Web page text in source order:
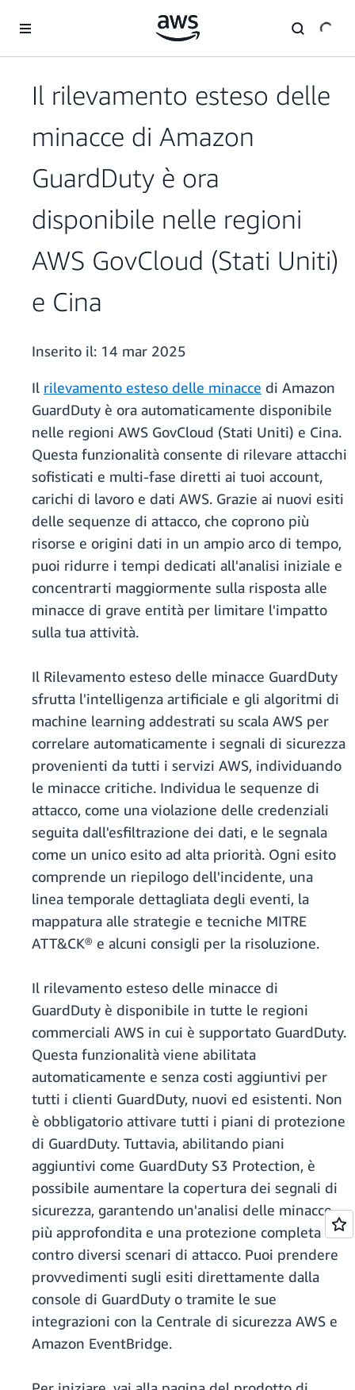
Il rilevamento esteso delle
minacce di Amazon
GuardDuty è ora
disponibile nelle regioni
AWS GovCloud (Stati Uniti)
e Cina
Inserito il: 14 mar 2025
Il rilevamento esteso delle minacce di Amazon
GuardDuty è ora automaticamente disponibile
nelle regioni AWS GovCloud (Stati Uniti) e Cina.
Questa funzionalità consente di rilevare attacchi
sofisticati e multi-fase diretti ai tuoi account,
carichi di lavoro e dati AWS. Grazie ai nuovi esiti
delle sequenze di attacco, che coprono più
risorse e origini dati in un ampio arco di tempo,
puoi ridurre i tempi dedicati all'analisi iniziale e
concentrarti maggiormente sulla risposta alle
minacce di grave entità per limitare l'impatto
sulla tua attività.
Il Rilevamento esteso delle minacce GuardDuty
sfrutta l'intelligenza artificiale e gli algoritmi di
machine learning addestrati su scala AWS per
correlare automaticamente i segnali di sicurezza
provenienti da tutti i servizi AWS, individuando
le minacce critiche. Individua le sequenze di
attacco, come una violazione delle credenziali
seguita dall'esfiltrazione dei dati, e le segnala
come un unico esito ad alta priorità. Ogni esito
comprende un riepilogo dell'incidente, una
linea temporale dettagliata degli eventi, la
mappatura alle strategie e tecniche MITRE
ATT&CK® e alcuni consigli per la risoluzione.
Il rilevamento esteso delle minacce di
GuardDuty è disponibile in tutte le regioni
commerciali AWS in cui è supportato GuardDuty.
Questa funzionalità viene abilitata
automaticamente e senza costi aggiuntivi per
tutti i clienti GuardDuty, nuovi ed esistenti. Non
è obbligatorio attivare tutti i piani di protezione
di GuardDuty. Tuttavia, abilitando piani
aggiuntivi come GuardDuty S3 Protection, è
possibile aumentare la copertura dei segnali di
sicurezza, garantendo un'analisi delle minacce
più approfondita e una protezione completa
contro diversi scenari di attacco. Puoi prendere
provvedimenti sugli esiti direttamente dalla
console di GuardDuty o tramite le sue
integrazioni con la Centrale di sicurezza AWS e
Amazon EventBridge.